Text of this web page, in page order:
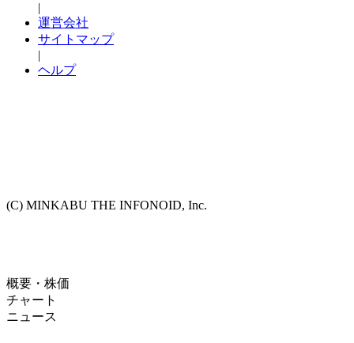
|
運営会社
サイトマップ
|
ヘルプ
(C) MINKABU THE INFONOID, Inc.
概要・株価
チャート
ニュース